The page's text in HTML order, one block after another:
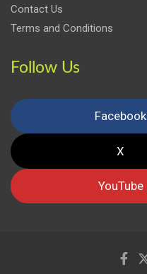
Contact Us
Terms and Conditions
Follow Us
Facebook
X
YouTube